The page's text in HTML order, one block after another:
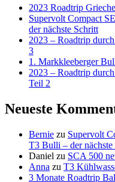
2023 Roadtrip
Supervolt Compact
der nächste Schritt
2023 – Roadtrip
3
1. Markkleeberger
2023 – Roadtrip
Teil 2
Neueste
Bernie zu Supervolt
T3 Bulli – der nächste
Daniel zu SCA 500
Anna zu T3
3 Monate Roadtrip